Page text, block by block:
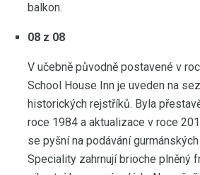
balkon.
08 z 08
V učebně původně postavené v
School House Inn je uveden na
historických rejstříků. Byla
roce 1984 a aktualizace v roce
se pyšní na podávání
Speciality zahrnují brioche plněný